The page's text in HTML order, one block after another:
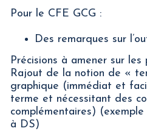
Pour le CFE GCG :
Des remarques sur
Précisions à amener sur
Rajout de la notion de «
graphique (immédiat et
terme et nécessitant des
complémentaires)
à DS)